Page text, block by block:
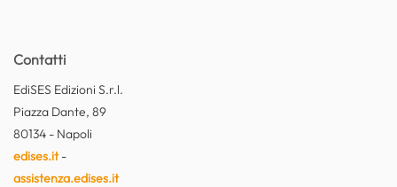
Contatti
EdiSES Edizioni S.r.l.
Piazza Dante, 89
80134 - Napoli
edises.it-
assistenza.edises.it